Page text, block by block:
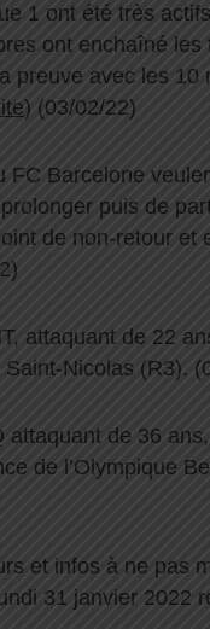
1 ont été très
ont enchaîné
preuve avec les
) (03/02/22)
FC Barcelone
puis de
de non-retour et
attaquant de 22
Nicolas (R3).
attaquant de 36
de l’Olympique
et infos à ne pas
31 janvier 2022